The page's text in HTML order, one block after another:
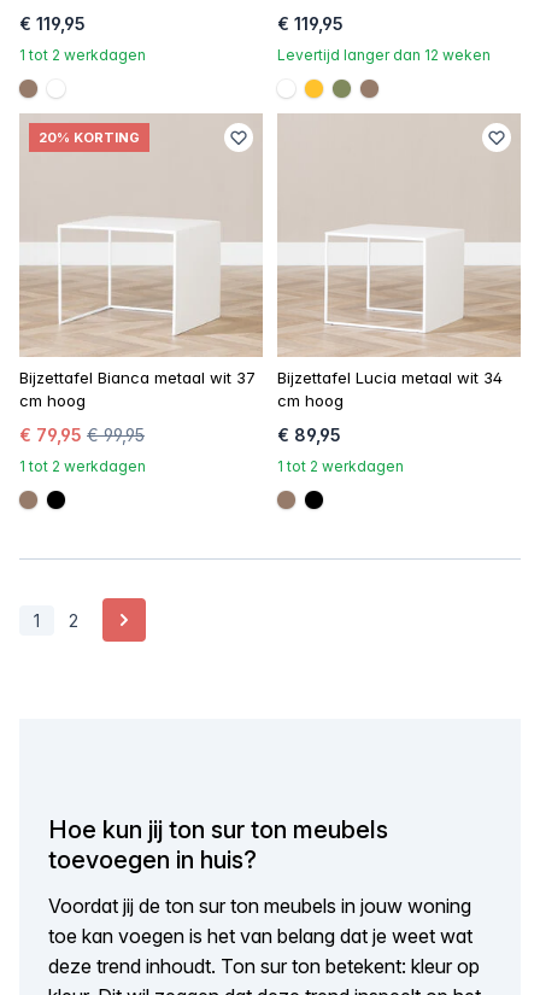
€ 119,95
1 tot 2 werkdagen
#967b6a
#FFFFFF
€ 119,95
Levertijd langer dan 12 weken
#FFFFFF
#ffc22c
#808a5d
#967b6a
20% KORTING
Bijzettafel Bianca metaal wit 37
cm hoog
€ 79,95 € 99,95
1 tot 2 werkdagen
#967b6a
#000000
Bijzettafel Lucia metaal wit 34
cm hoog
€ 89,95
1 tot 2 werkdagen
#967b6a
#000000
1 2 Volgende
Hoe kun jij ton sur ton meubels
toevoegen in huis?
Voordat jij de ton sur ton meubels in jouw woning
toe kan voegen is het van belang dat je weet wat
deze trend inhoudt. Ton sur ton betekent: kleur op